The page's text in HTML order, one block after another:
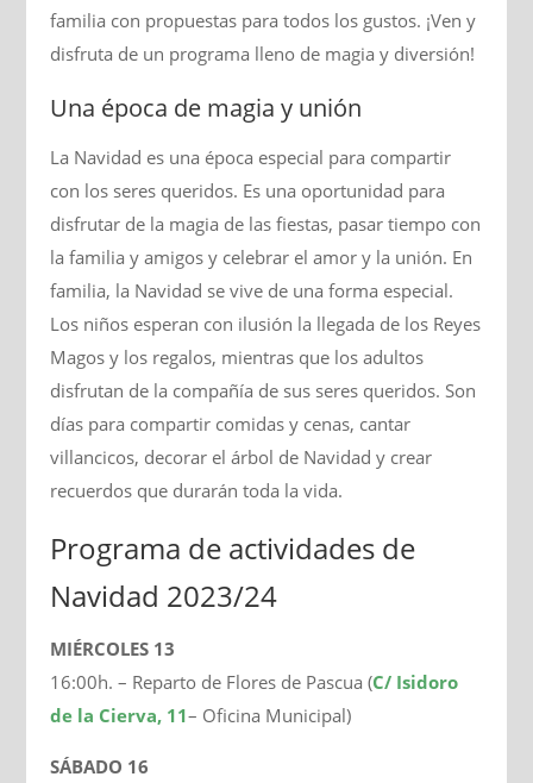
familia con propuestas para todos los gustos. ¡Ven y
disfruta de un programa lleno de magia y diversión!
Una época de magia y unión
La Navidad es una época especial para compartir
con los seres queridos. Es una oportunidad para
disfrutar de la magia de las fiestas, pasar tiempo con
la familia y amigos y celebrar el amor y la unión. En
familia, la Navidad se vive de una forma especial.
Los niños esperan con ilusión la llegada de los Reyes
Magos y los regalos, mientras que los adultos
disfrutan de la compañía de sus seres queridos. Son
días para compartir comidas y cenas, cantar
villancicos, decorar el árbol de Navidad y crear
recuerdos que durarán toda la vida.
Programa de actividades de
Navidad 2023/24
MIÉRCOLES 13
16:00h. – Reparto de Flores de Pascua (C/ Isidoro
de la Cierva, 11– Oficina Municipal)
SÁBADO 16